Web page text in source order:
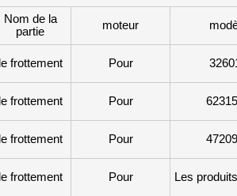
Nom de la
partie
moteur
le frottement Pour
le frottement Pour
le frottement Pour
le frottement Pour Les